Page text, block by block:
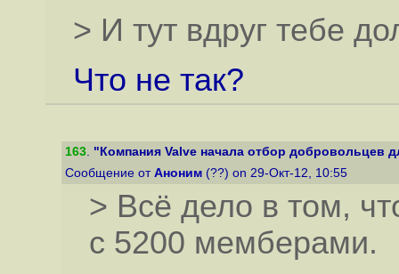
> И тут вдруг тебе
Что не так?
163. "Компания Valve начала отбор добровольцев
Сообщение от Аноним (??) on 29-Окт-12, 10:55
> Всё дело в том,
с 5200 мемберами.